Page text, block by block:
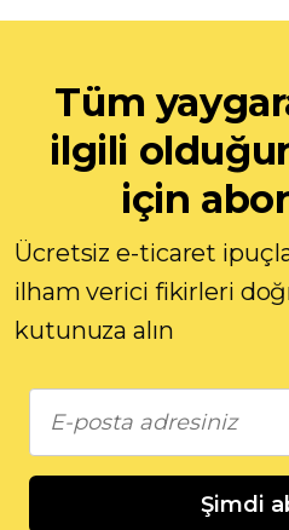
Tüm
ilgili
için
Ücretsiz e-ticaret
ilham verici fikirleri
kutunuza alın
Şimdi